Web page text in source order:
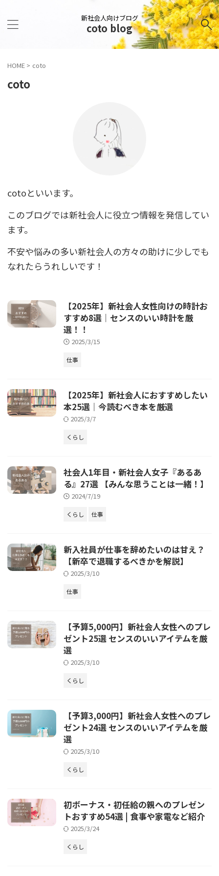
新社会人向けブログ
coto blog
HOME > coto
coto
cotoといいます。
このブログでは新社会人に役立つ情報を発信してい
ます。
不安や悩みの多い新社会人の方々の助けに少しでも
なれたらうれしいです！
【2025年】新社会人女性向けの時計お
すすめ8選｜センスのいい時計を厳
選！！
2025/3/15
仕事
【2025年】新社会人におすすめしたい
本25選｜今読むべき本を厳選
2025/3/7
くらし
社会人1年目・新社会人女子『あるあ
る』27選 【みんな思うことは一緒！】
2024/7/19
くらし 仕事
新入社員が仕事を辞めたいのは甘え？
【新卒で退職するべきかを解説】
2025/3/10
仕事
【予算5,000円】新社会人女性へのプレ
ゼント25選 センスのいいアイテムを厳
選
2025/3/10
くらし
【予算3,000円】新社会人女性へのプレ
ゼント24選 センスのいいアイテムを厳
選
2025/3/10
くらし
初ボーナス・初任給の親へのプレゼン
トおすすめ54選 | 食事や家電など紹介
2025/3/24
くらし